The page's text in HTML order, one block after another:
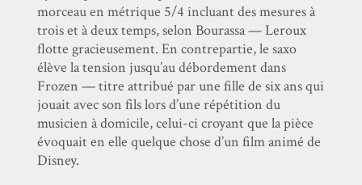
morceau en métrique 5/4 incluant des mesures à
trois et à deux temps, selon Bourassa — Leroux
flotte gracieusement. En contrepartie, le saxo
élève la tension jusqu’au débordement dans
Frozen — titre attribué par une fille de six ans qui
jouait avec son fils lors d’une répétition du
musicien à domicile, celui-ci croyant que la pièce
évoquait en elle quelque chose d’un film animé de
Disney.